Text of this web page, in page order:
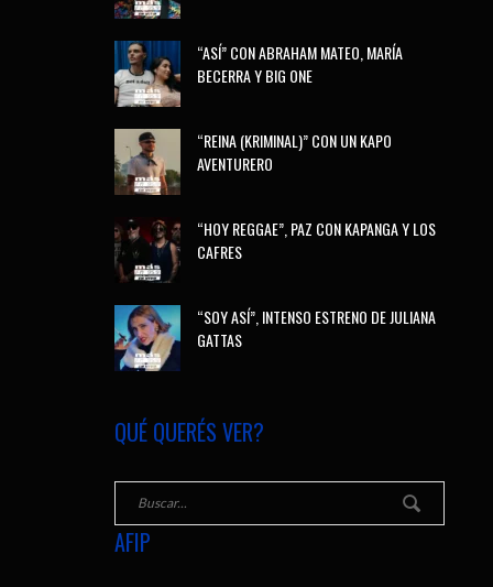
“ASÍ” CON ABRAHAM MATEO, MARÍA
BECERRA Y BIG ONE
“REINA (KRIMINAL)” CON UN KAPO
AVENTURERO
“HOY REGGAE”, PAZ CON KAPANGA Y LOS
CAFRES
“SOY ASÍ”, INTENSO ESTRENO DE JULIANA
GATTAS
QUÉ QUERÉS VER?
AFIP